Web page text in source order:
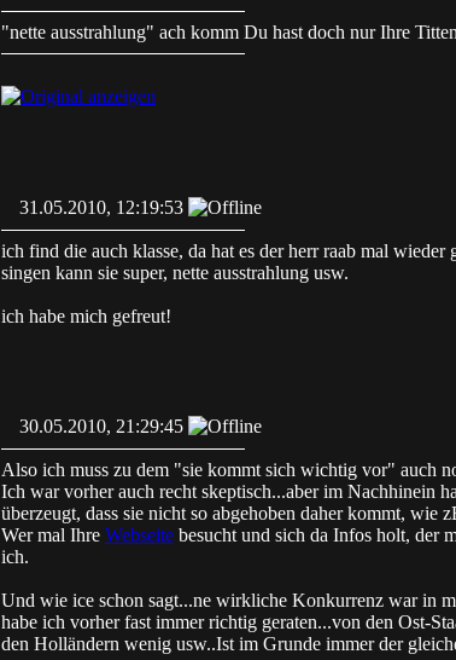
"nette ausstrahlung" ach komm Du hast doch nur Ihre
31.05.2010, 12:19:53
ich find die auch klasse, da hat es der herr raab mal wieder
singen kann sie super, nette ausstrahlung usw.
ich habe mich gefreut!
30.05.2010, 21:29:45
Also ich muss zu dem "sie kommt sich wichtig vor" auch
Ich war vorher auch recht skeptisch...aber im Nachhinein
überzeugt, dass sie nicht so abgehoben daher kommt, wie
Wer mal Ihre Webseite besucht und sich da Infos holt, der
ich.
Und wie ice schon sagt...ne wirkliche Konkurrenz war in
habe ich vorher fast immer richtig geraten...von den Ost-
den Holländern wenig usw..Ist im Grunde immer der